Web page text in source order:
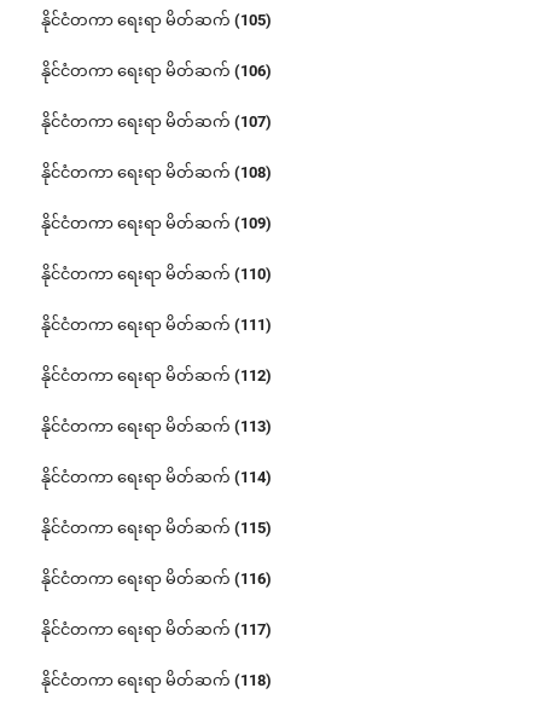
နိုင်ငံတကာ ရေးရာ မိတ်ဆက် (105)
နိုင်ငံတကာ ရေးရာ မိတ်ဆက် (106)
နိုင်ငံတကာ ရေးရာ မိတ်ဆက် (107)
နိုင်ငံတကာ ရေးရာ မိတ်ဆက် (108)
နိုင်ငံတကာ ရေးရာ မိတ်ဆက် (109)
နိုင်ငံတကာ ရေးရာ မိတ်ဆက် (110)
နိုင်ငံတကာ ရေးရာ မိတ်ဆက် (111)
နိုင်ငံတကာ ရေးရာ မိတ်ဆက် (112)
နိုင်ငံတကာ ရေးရာ မိတ်ဆက် (113)
နိုင်ငံတကာ ရေးရာ မိတ်ဆက် (114)
နိုင်ငံတကာ ရေးရာ မိတ်ဆက် (115)
နိုင်ငံတကာ ရေးရာ မိတ်ဆက် (116)
နိုင်ငံတကာ ရေးရာ မိတ်ဆက် (117)
နိုင်ငံတကာ ရေးရာ မိတ်ဆက် (118)